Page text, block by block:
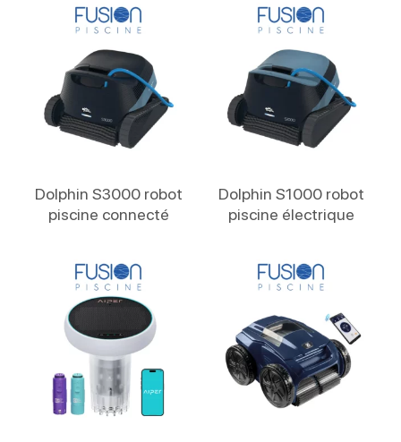
Dolphin S3000 robot
piscine connecté
Dolphin S1000 robot
piscine électrique